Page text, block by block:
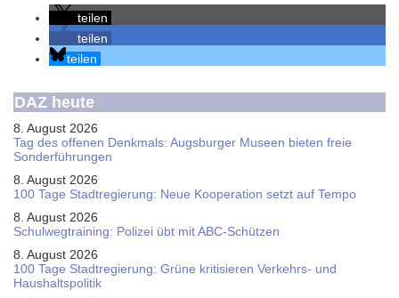
teilen
teilen
teilen
DAZ heute
8. August 2026
Tag des offenen Denkmals: Augsburger Museen bieten freie
Sonderführungen
8. August 2026
100 Tage Stadtregierung: Neue Kooperation setzt auf Tempo
8. August 2026
Schul­weg­trai­ning: Poli­zei übt mit ABC-Schüt­zen
8. August 2026
100 Tage Stadtregierung: Grüne kritisieren Verkehrs- und
Haushaltspolitik